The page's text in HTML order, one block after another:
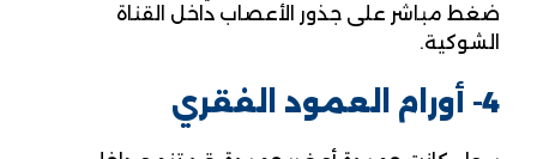
ضغط مباشر على جذور الأعصاب داخل القناة
الشوكية.
4- أورام العمود الفقري